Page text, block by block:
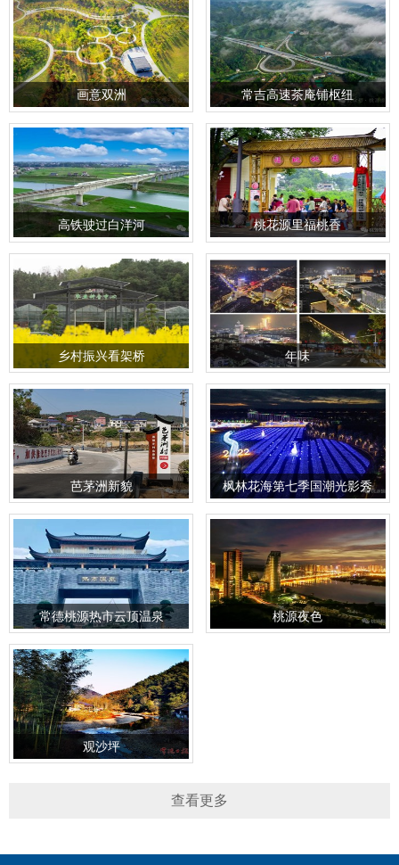
画意双洲 常吉高速茶庵铺枢纽
高铁驶过白洋河 桃花源里福桃香
乡村振兴看架桥 年味
芭茅洲新貌 枫林花海第七季国潮光影秀
常德桃源热市云顶温泉 桃源夜色
观沙坪
查看更多